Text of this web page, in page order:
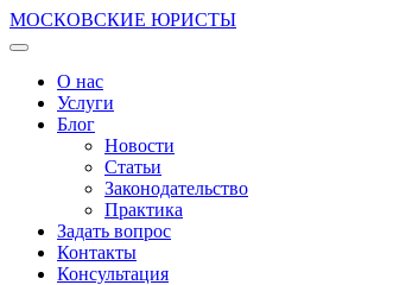
МОСКОВСКИЕ ЮРИСТЫ
О нас
Услуги
Блог
Новости
Статьи
Законодательство
Практика
Задать вопрос
Контакты
Консультация